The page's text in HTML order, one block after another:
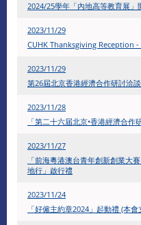
2024/25學年「內地高等教育展」
2023/11/29
CUHK Thanksgiving Reception
2023/11/29
第26屆北京香港經濟合作研討洽
2023/11/28
「第二十六届北京•香港經濟合
2023/11/27
「前海粵港澳台青年創新創業大
地行」啟行禮
2023/11/24
「好僱主約章2024」起動禮 (本會